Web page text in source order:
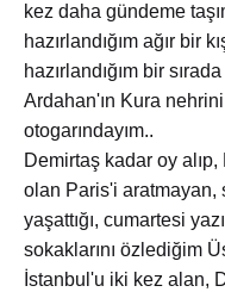
kez daha gündeme
hazırlandığım ağır bir
hazırlandığım bir
Ardahan'ın Kura
otogarındayım..
Demirtaş kadar oy
olan Paris'i aratmayan,
yaşattığı, cumartesi
sokaklarını özlediğim
İstanbul'u iki kez alan,